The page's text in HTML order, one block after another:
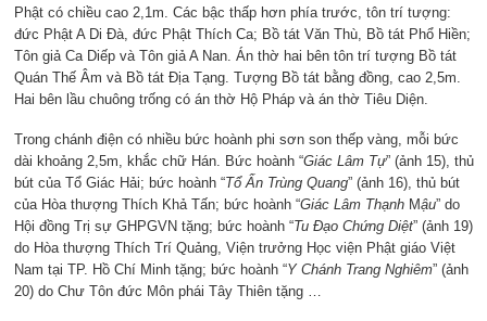
Phật có chiều cao 2,1m. Các bậc thấp hơn phía trước, tôn trí tượng:
đức Phật A Di Đà, đức Phật Thích Ca; Bồ tát Văn Thù, Bồ tát Phổ Hiền;
Tôn giả Ca Diếp và Tôn giả A Nan. Án thờ hai bên tôn trí tượng Bồ tát
Quán Thế Âm và Bồ tát Địa Tạng. Tượng Bồ tát bằng đồng, cao 2,5m.
Hai bên lầu chuông trống có án thờ Hộ Pháp và án thờ Tiêu Diện.
Trong chánh điện có nhiều bức hoành phi sơn son thếp vàng, mỗi bức
dài khoảng 2,5m, khắc chữ Hán. Bức hoành “Giác Lâm Tự” (ảnh 15), thủ
bút của Tổ Giác Hải; bức hoành “Tổ Ấn Trùng Quang” (ảnh 16), thủ bút
của Hòa thượng Thích Khả Tấn; bức hoành “Giác Lâm ThạnhMậu” do
Hội đồng Trị sự GHPGVN tặng; bức hoành “Tu Đạo Chứng Diệt” (ảnh 19)
do Hòa thượng Thích Trí Quảng, Viện trưởng Học viện Phật giáo Việt
Nam tại TP. Hồ Chí Minh tặng; bức hoành “Y Chánh Trang Nghiêm” (ảnh
20) do Chư Tôn đức Môn phái Tây Thiên tặng …